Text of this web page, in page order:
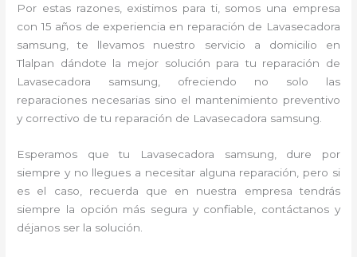
Por estas razones, existimos para ti, somos una empresa
con 15 años de experiencia en reparación de Lavasecadora
samsung, te llevamos nuestro servicio a domicilio en
Tlalpan dándote la mejor solución para tu reparación de
Lavasecadora samsung, ofreciendo no solo las
reparaciones necesarias sino el mantenimiento preventivo
y correctivo de tu reparación de Lavasecadora samsung.
Esperamos que tu Lavasecadora samsung, dure por
siempre y no llegues a necesitar alguna reparación, pero si
es el caso, recuerda que en nuestra empresa tendrás
siempre la opción más segura y confiable, contáctanos y
déjanos ser la solución.